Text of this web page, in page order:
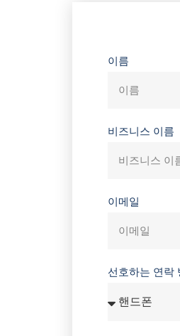
이름
비즈니스 이름
이메일
선호하는 연락